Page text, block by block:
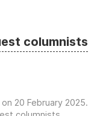
columnists
20 February 2025.